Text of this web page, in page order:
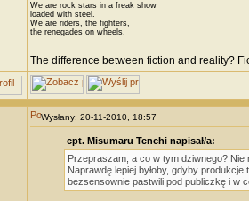
We are rock stars in a freak show
loaded with steel.
We are riders, the fighters,
the renegades on wheels.
The difference between fiction and reality?
Wysłany: 20-11-2010, 18:57
cpt. Misumaru Tenchi napisał/a:
Przepraszam, a co w tym dziwnego?
Naprawdę lepiej byłoby, gdyby
bezsensownie pastwili pod publiczkę i w